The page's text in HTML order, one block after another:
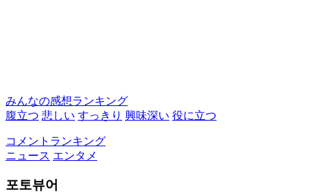
みんなの感想ランキング
腹立つ 悲しい すっきり 興味深い 役に立つ
コメントランキング
ニュース エンタメ
포토뷰어